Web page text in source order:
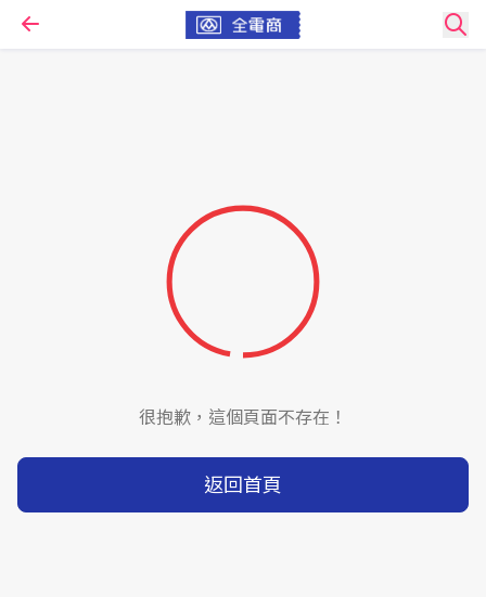
很抱歉，這個頁面不存在！
返回首頁